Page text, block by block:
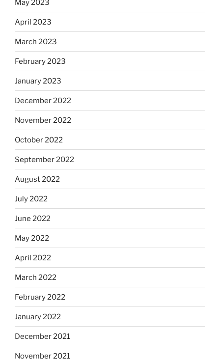
May 2023
April 2023
March 2023
February 2023
January 2023
December 2022
November 2022
October 2022
September 2022
August 2022
July 2022
June 2022
May 2022
April 2022
March 2022
February 2022
January 2022
December 2021
November 2021